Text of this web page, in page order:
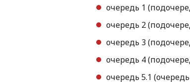
очередь 1
очередь 2
очередь 3
очередь 4
очередь 5.1